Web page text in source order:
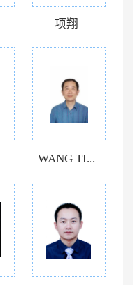
项翔
WANG TI...